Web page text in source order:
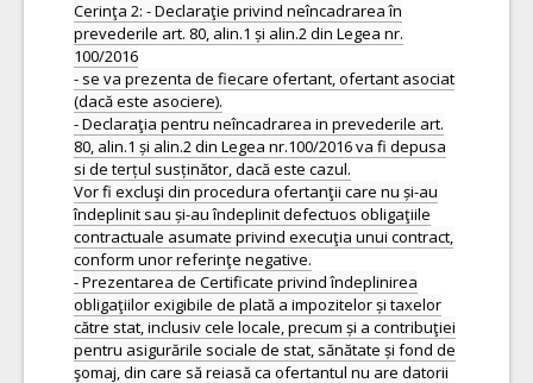
Cerinţa 2: - Declaraţie privind neîncadrarea în
prevederile art. 80, alin.1 și alin.2 din Legea nr.
100/2016
- se va prezenta de fiecare ofertant, ofertant asociat
(dacă este asociere).
- Declaraţia pentru neîncadrarea in prevederile art.
80, alin.1 și alin.2 din Legea nr.100/2016 va fi depusa
si de terțul susținător, dacă este cazul.
Vor fi excluşi din procedura ofertanţii care nu și-au
îndeplinit sau și-au îndeplinit defectuos obligaţiile
contractuale asumate privind execuţia unui contract,
conform unor referinţe negative.
- Prezentarea de Certificate privind îndeplinirea
obligaţiilor exigibile de plată a impozitelor și taxelor
către stat, inclusiv cele locale, precum și a contribuţiei
pentru asigurările sociale de stat, sănătate și fond de
şomaj, din care să reiasă ca ofertantul nu are datorii